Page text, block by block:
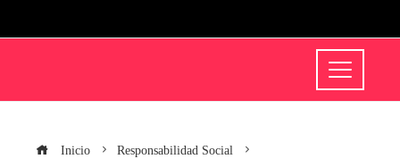
Inicio
Responsabilidad Social